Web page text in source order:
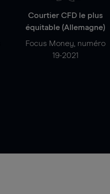
Courtier CFD le plus
équitable (Allemagne)
Focus Money, numéro
19-2021